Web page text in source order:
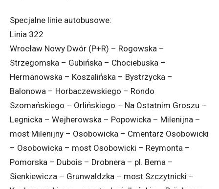
Specjalne linie autobusowe:
Linia 322
Wrocław Nowy Dwór (P+R) – Rogowska –
Strzegomska – Gubińska – Chociebuska –
Hermanowska – Koszalińska – Bystrzycka –
Balonowa – Horbaczewskiego – Rondo
Szomańskiego – Orlińskiego – Na Ostatnim Groszu –
Legnicka – Wejherowska – Popowicka – Milenijna –
most Milenijny – Osobowicka – Cmentarz Osobowicki
– Osobowicka – most Osobowicki – Reymonta –
Pomorska – Dubois – Drobnera – pl. Bema –
Sienkiewicza – Grunwaldzka – most Szczytnicki –